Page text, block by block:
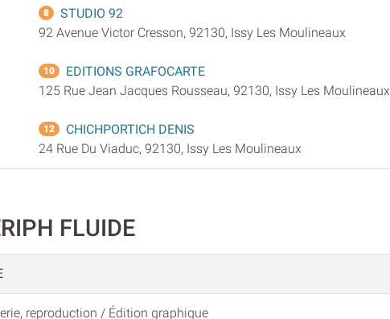
8
STUDIO 92
92 Avenue Victor Cresson, 92130, Issy Les Moulineaux
10
EDITIONS GRAFOCARTE
125 Rue Jean Jacques Rousseau, 92130, Issy Les Moulineaux
12
CHICHPORTICH DENIS
24 Rue Du Viaduc, 92130, Issy Les Moulineaux
FLUIDE
reproduction / Édition graphique